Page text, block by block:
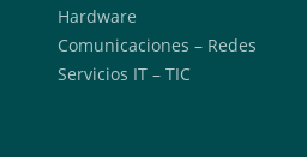
Hardware
Comunicaciones – Redes
Servicios IT – TIC